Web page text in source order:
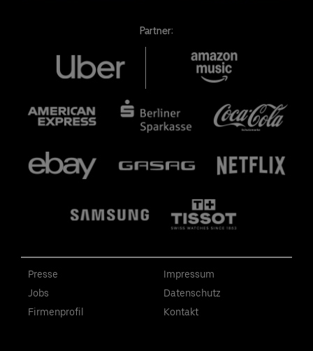
Partner:
Presse
Jobs
Firmenprofil
Impressum
Datenschutz
Kontakt